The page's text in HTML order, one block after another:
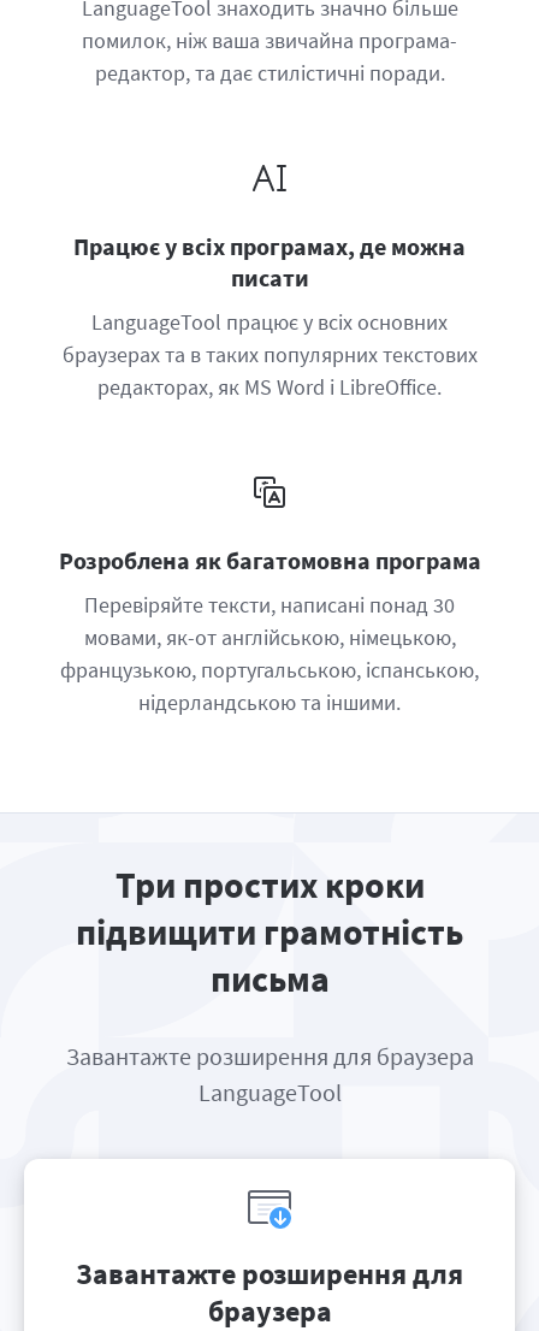
LanguageTool знаходить значно більше
помилок, ніж ваша звичайна програма-
редактор, та дає стилістичні поради.
Працює у всіх програмах, де можна
писати
LanguageTool працює у всіх основних
браузерах та в таких популярних текстових
редакторах, як MS Word і LibreOffice.
Розроблена як багатомовна програма
Перевіряйте тексти, написані понад 30
мовами, як-от англійською, німецькою,
французькою, португальською, іспанською,
нідерландською та іншими.
Три простих кроки
підвищити грамотність
письма
Завантажте розширення для браузера
LanguageTool
Завантажте розширення для
браузера